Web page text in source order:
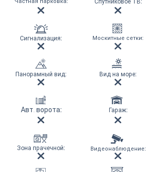
Сигнализация:
Панорамный вид:
Авт. ворота:
Зона прачечной:
Спутниковое ТВ:
Москитные сетки:
Вид на море:
Гараж:
Видеонаблюдение: